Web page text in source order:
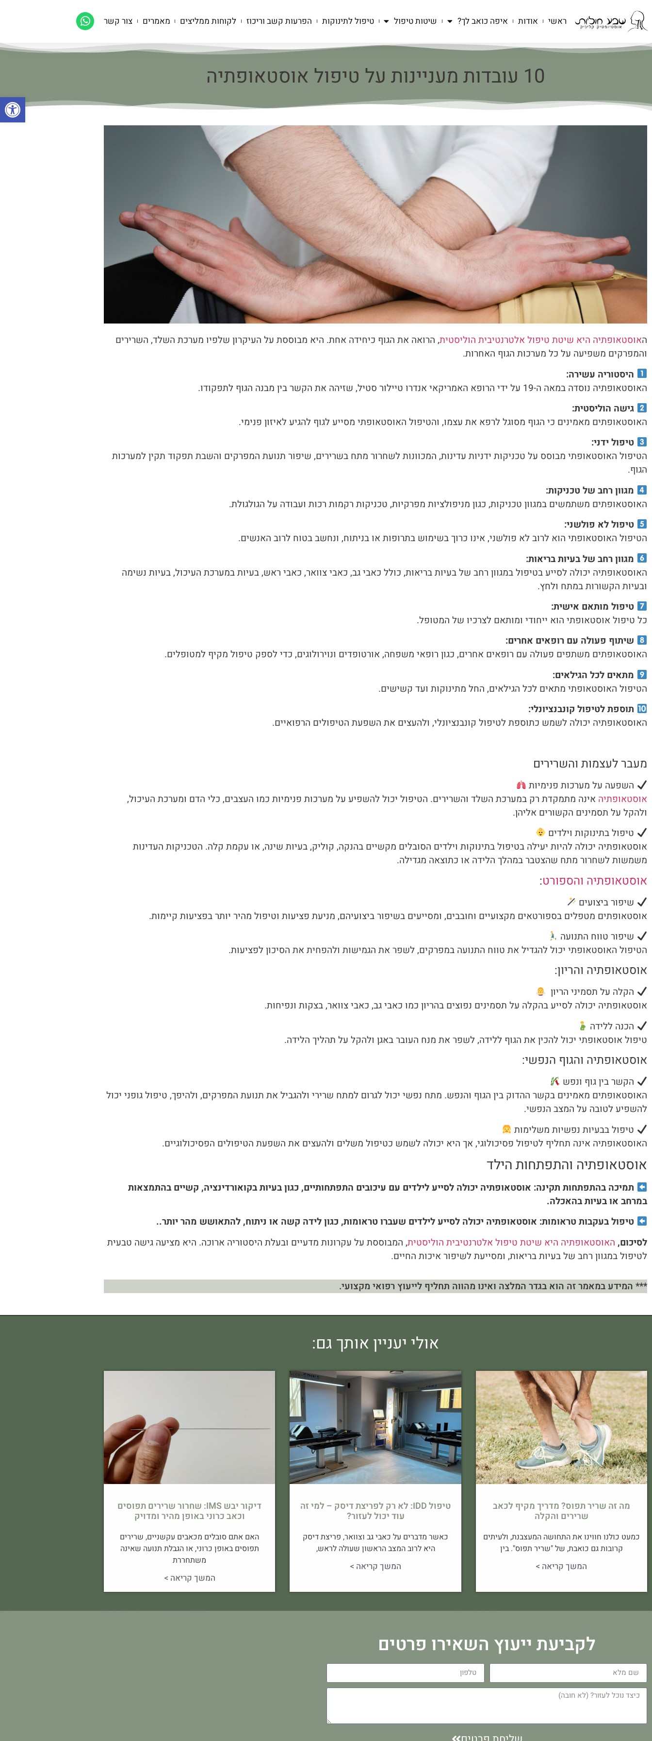
פתח
ראשי אודות איפה כואב לך? שיטות טיפול טיפול לתינוקות הפרעות קשב וריכוז לקוחות ממליצים מאמרים צור קשר
10 עובדות מעניינות על טיפול אוסטאופתיה
האוסטאופתיה היא שיטת טיפול אלטרנטיבית הוליסטית, הרואה את הגוף כיחידה אחת. היא מבוססת על העיקרון שלפיו מערכת השלד, השרירים
והמפרקים משפיעה על כל מערכות הגוף האחרות.
היסטוריה עשירה:
האוסטאופתיה נוסדה במאה ה-19 על ידי הרופא האמריקאי אנדרו טיילור סטיל, שזיהה את הקשר בין מבנה הגוף לתפקודו.
גישה הוליסטית:
האוסטאופתים מאמינים כי הגוף מסוגל לרפא את עצמו, והטיפול האוסטאופתי מסייע לגוף להגיע לאיזון פנימי.
טיפול ידני:
הטיפול האוסטאופתי מבוסס על טכניקות ידניות עדינות, המכוונות לשחרור מתח בשרירים, שיפור תנועת המפרקים והשבת תפקוד תקין למערכות
הגוף.
מגוון רחב של טכניקות:
האוסטאופתים משתמשים במגוון טכניקות, כגון מניפולציות מפרקיות, טכניקות רקמות רכות ועבודה על הגולגולת.
טיפול לא פולשני:
הטיפול האוסטאופתי הוא לרוב לא פולשני, אינו כרוך בשימוש בתרופות או בניתוח, ונחשב בטוח לרוב האנשים.
מגוון רחב של בעיות בריאות:
האוסטאופתיה יכולה לסייע בטיפול במגוון רחב של בעיות בריאות, כולל כאבי גב, כאבי צוואר, כאבי ראש, בעיות במערכת העיכול, בעיות נשימה
ובעיות הקשורות במתח ולחץ.
טיפול מותאם אישית:
כל טיפול אוסטאופתי הוא ייחודי ומותאם לצרכיו של המטופל.
שיתוף פעולה עם רופאים אחרים:
האוסטאופתים משתפים פעולה עם רופאים אחרים, כגון רופאי משפחה, אורטופדים ונוירולוגים, כדי לספק טיפול מקיף למטופלים.
מתאים לכל הגילאים:
הטיפול האוסטאופתי מתאים לכל הגילאים, החל מתינוקות ועד קשישים.
תוספת לטיפול קונבנציונלי:
האוסטאופתיה יכולה לשמש כתוספת לטיפול קונבנציונלי, ולהעצים את השפעת הטיפולים הרפואיים.
מעבר לעצמות והשרירים
השפעה על מערכות פנימיות
אוסטאופתיה אינה מתמקדת רק במערכת השלד והשרירים. הטיפול יכול להשפיע על מערכות פנימיות כמו העצבים, כלי הדם ומערכת העיכול,
ולהקל על תסמינים הקשורים אליהן.
טיפול בתינוקות וילדים
אוסטאופתיה יכולה להיות יעילה בטיפול בתינוקות וילדים הסובלים מקשיים בהנקה, קוליק, בעיות שינה, או עקמת קלה. הטכניקות העדינות
משמשות לשחרור מתח שהצטבר במהלך הלידה או כתוצאה מגדילה.
אוסטאופתיה והספורט:
שיפור ביצועים
אוסטאופתים מטפלים בספורטאים מקצועיים וחובבים, ומסייעים בשיפור ביצועיהם, מניעת פציעות וטיפול מהיר יותר בפציעות קיימות.
שיפור טווח התנועה
הטיפול האוסטאופתי יכול להגדיל את טווח התנועה במפרקים, לשפר את הגמישות ולהפחית את הסיכון לפציעות.
אוסטאופתיה והריון:
הקלה על תסמיני הריון
אוסטאופתיה יכולה לסייע בהקלה על תסמינים נפוצים בהריון כמו כאבי גב, כאבי צוואר, בצקות ונפיחות.
הכנה ללידה
טיפול אוסטאופתי יכול להכין את הגוף ללידה, לשפר את מנח העובר באגן ולהקל על תהליך הלידה.
אוסטאופתיה והגוף הנפשי:
הקשר בין גוף ונפש
האוסטאופתים מאמינים בקשר ההדוק בין הגוף והנפש. מתח נפשי יכול לגרום למתח שרירי ולהגביל את תנועת המפרקים, ולהיפך, טיפול גופני יכול
להשפיע לטובה על המצב הנפשי.
טיפול בבעיות נפשיות משלימות
האוסטאופתיה אינה תחליף לטיפול פסיכולוגי, אך היא יכולה לשמש כטיפול משלים ולהעצים את השפעת הטיפולים הפסיכולוגיים.
אוסטאופתיה והתפתחות הילד
תמיכה בהתפתחות תקינה: אוסטאופתיה יכולה לסייע לילדים עם עיכובים התפתחותיים, כגון בעיות בקואורדינציה, קשיים בהתמצאות
במרחב או בעיות בהאכלה.
טיפול בעקבות טראומות: אוסטאופתיה יכולה לסייע לילדים שעברו טראומות, כגון לידה קשה או ניתוח, להתאושש מהר יותר..
לסיכום, האוסטאופתיה היא שיטת טיפול אלטרנטיבית הוליסטית, המבוססת על עקרונות מדעיים ובעלת היסטוריה ארוכה. היא מציעה גישה טבעית
לטיפול במגוון רחב של בעיות בריאות, ומסייעת לשיפור איכות החיים.
*** המידע במאמר זה הוא בגדר המלצה ואינו מהווה תחליף לייעוץ רפואי מקצועי.
אולי יעניין אותך גם:
מה זה שריר תפוס? מדריך מקיף לכאב
שרירים והקלה
כמעט כולנו חווינו את התחושה המעצבנת, ולעיתים
קרובות גם כואבת, של "שריר תפוס". בין
המשך קריאה >
טיפול IDD: לא רק לפריצת דיסק – למי זה
עוד יכול לעזור?
כאשר מדברים על כאבי גב וצוואר, פריצת דיסק
היא לרוב המצב הראשון שעולה לראש,
המשך קריאה >
דיקור יבש IMS: שחרור שרירים תפוסים
וכאב כרוני באופן מהיר ומדויק
האם אתם סובלים מכאבים עקשניים, שרירים
תפוסים באופן כרוני, או הגבלת תנועה שאינה
משתחררת
המשך קריאה >
לקביעת ייעוץ השאירו פרטים